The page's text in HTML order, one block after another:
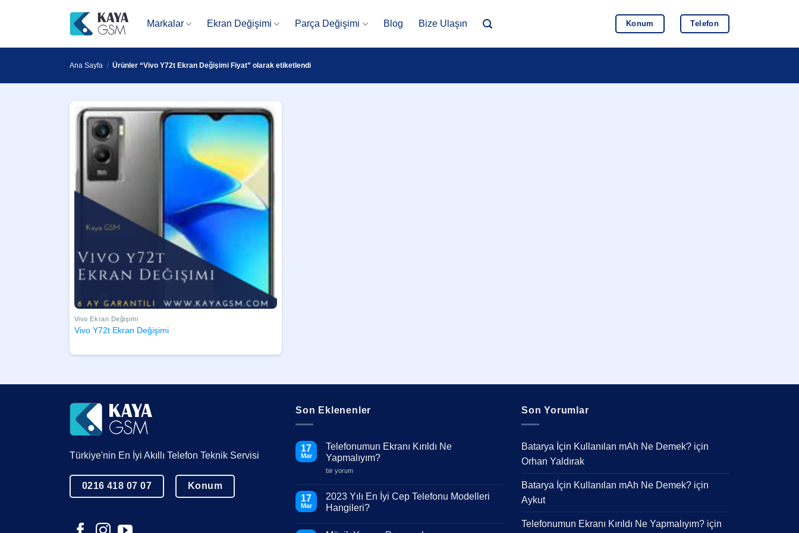
Markalar Ekran Değişimi Parça Değişimi Blog Bize Ulaşın Konum Telefon
Ana Sayfa / Ürünler “Vivo Y72t Ekran Değişimi Fiyat” olarak etiketlendi
Vivo Ekran Değişimi
Vivo Y72t Ekran Değişimi
Türkiye'nin En İyi Akıllı Telefon Teknik Servisi
0216 418 07 07 Konum
Son Eklenenler
17
Mar
Telefonumun Ekranı Kırıldı Ne
Yapmalıyım?
Telefonumun
Ne
Yapmalıyım?
için
bir yorum
17
Mar
2023 Yılı En İyi Cep Telefonu Modelleri
Hangileri?
Son Yorumlar
Batarya İçin Kullanılan mAh Ne Demek? için
Orhan Yaldırak
Batarya İçin Kullanılan mAh Ne Demek? için
Aykut
Telefonumun Ekranı Kırıldı Ne Yapmalıyım? için